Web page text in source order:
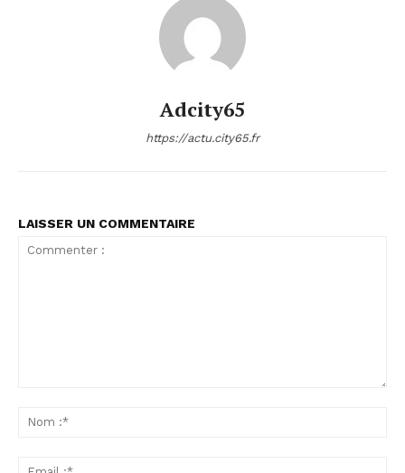
Adcity65
https://actu.city65.fr
LAISSER UN COMMENTAIRE